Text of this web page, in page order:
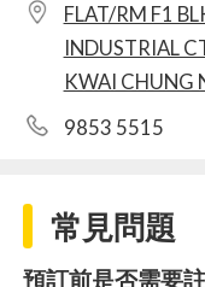
FLAT/RM F1
INDUSTRIAL
KWAI CHUNG
9853 5515
常見問題
預訂前是否需要